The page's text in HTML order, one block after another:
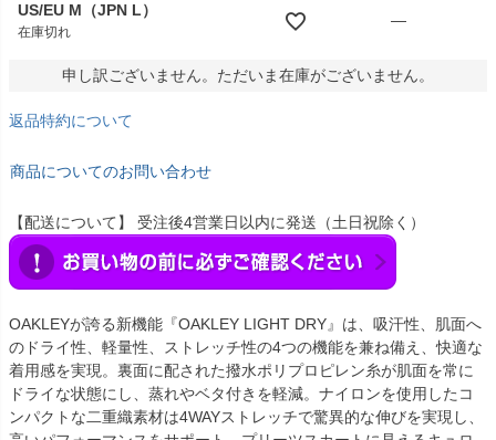
US/EU M（JPN L）
在庫切れ
—
申し訳ございません。ただいま在庫がございません。
返品特約について
商品についてのお問い合わせ
【配送について】 受注後4営業日以内に発送（土日祝除く）
OAKLEYが誇る新機能『OAKLEY LIGHT DRY』は、吸汗性、肌面へ
のドライ性、軽量性、ストレッチ性の4つの機能を兼ね備え、快適な
着用感を実現。裏面に配された撥水ポリプロピレン糸が肌面を常に
ドライな状態にし、蒸れやベタ付きを軽減。ナイロンを使用したコ
ンパクトな二重織素材は4WAYストレッチで驚異的な伸びを実現し、